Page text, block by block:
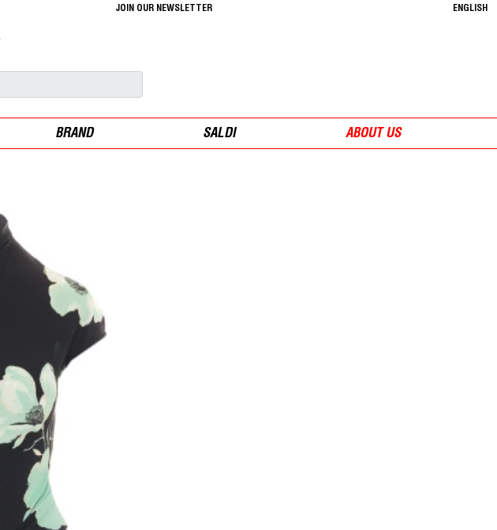
JOIN OUR NEWSLETTER ENGLISH
BRAND SALDI ABOUT US